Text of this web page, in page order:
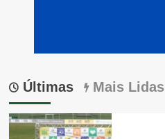
Últimas Mais Lidas